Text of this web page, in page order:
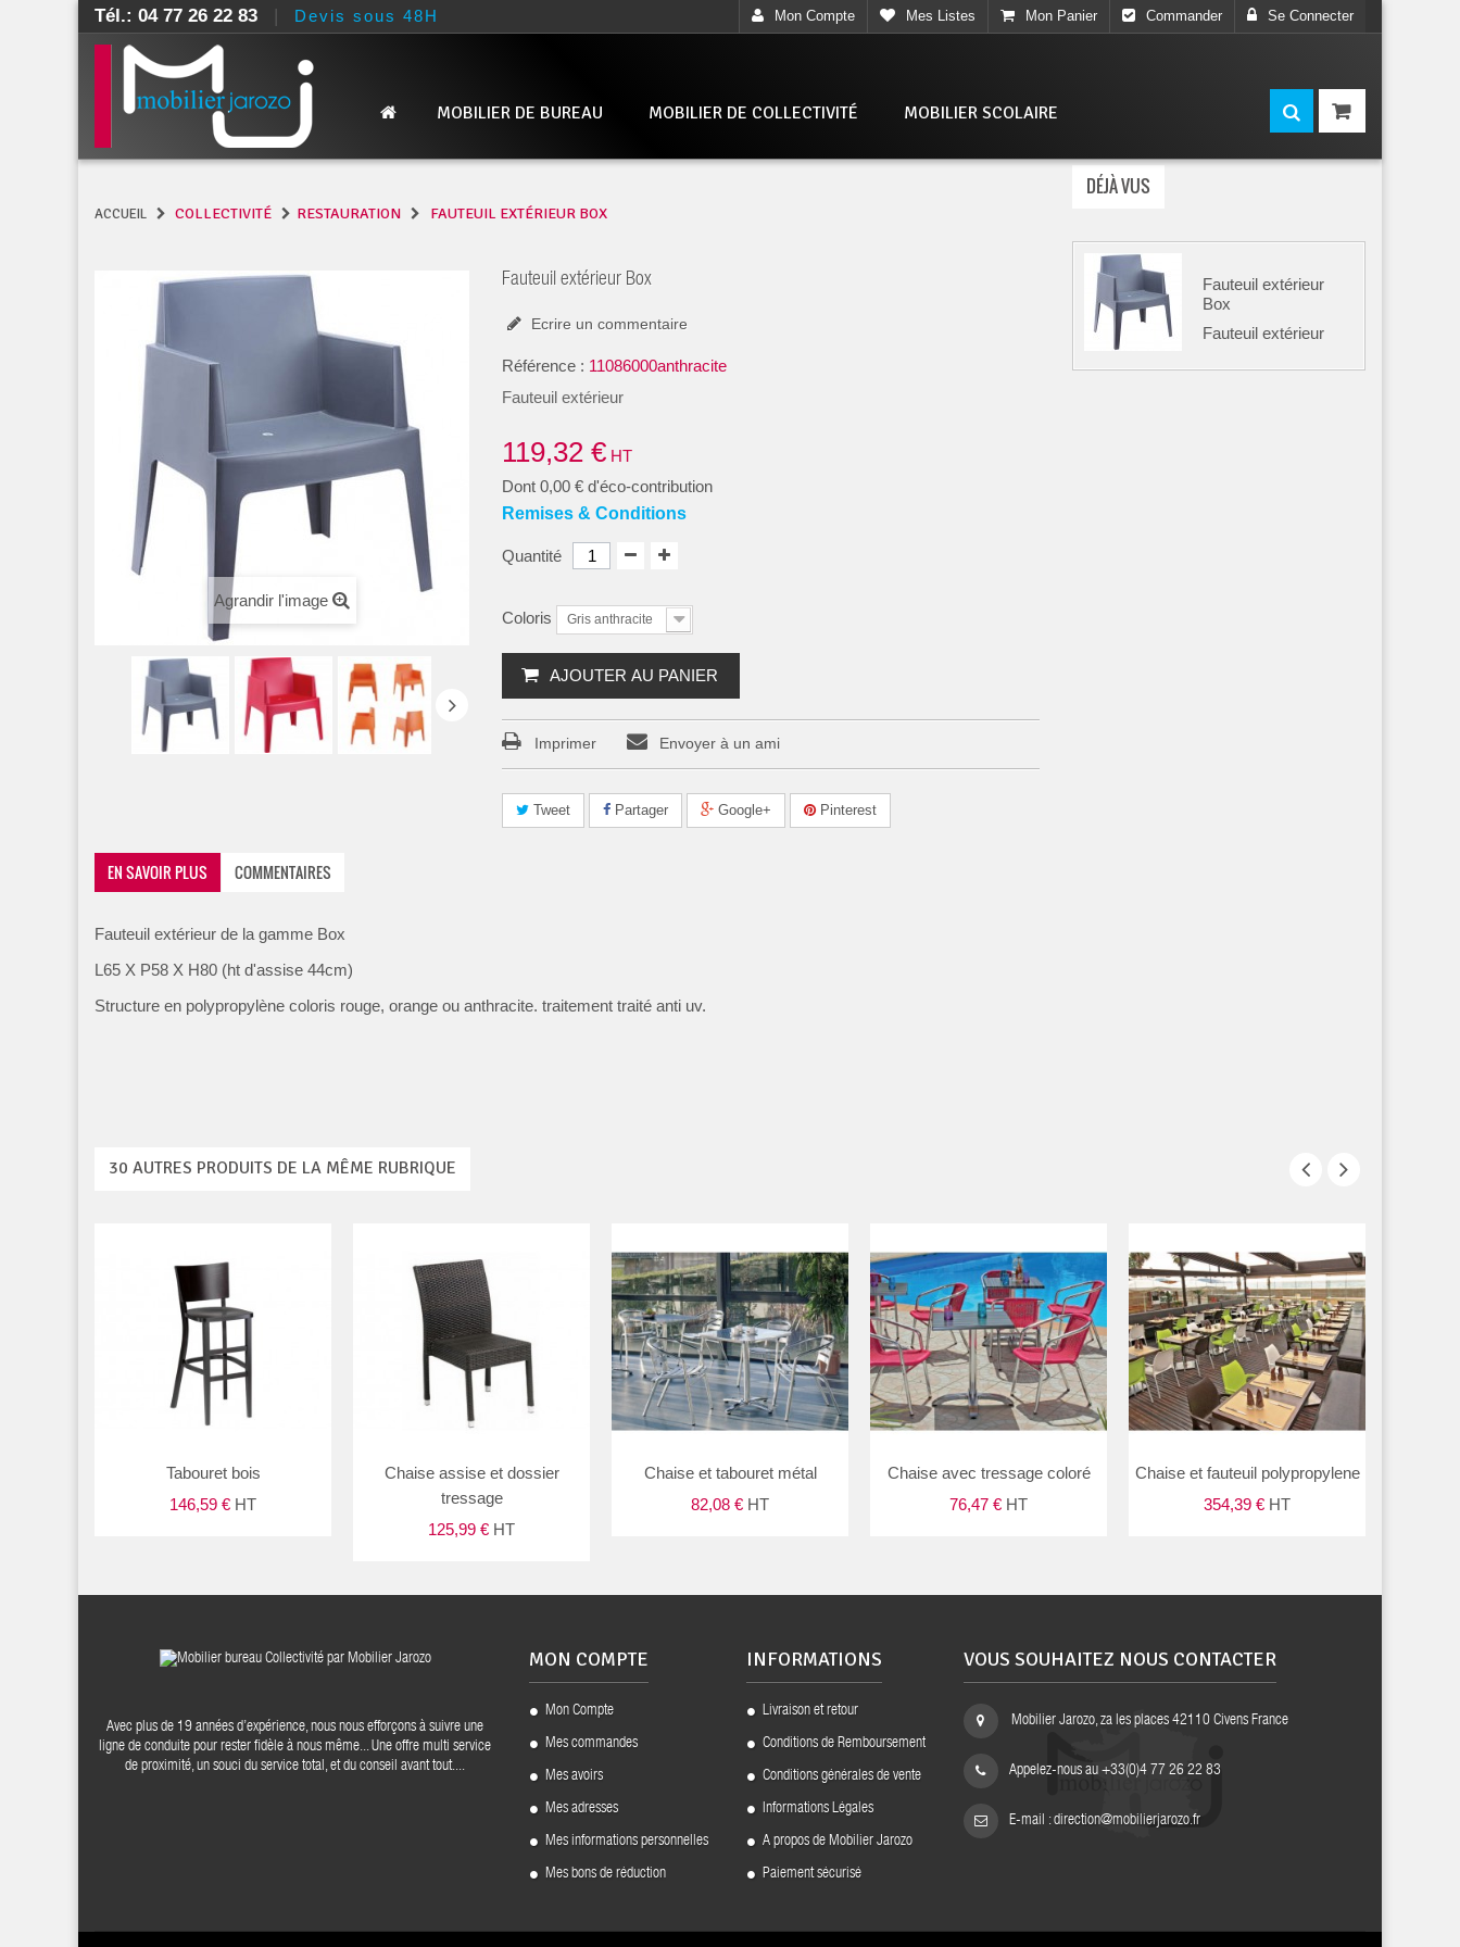
Tél.: 04 77 26 22 83 | Devis sous 48H Mon Compte Mes Listes Mon Panier Commander Se Connecter
MOBILIER DE BUREAU MOBILIER DE COLLECTIVITÉ MOBILIER SCOLAIRE
ACCUEIL COLLECTIVITÉ RESTAURATION FAUTEUIL EXTÉRIEUR BOX
Agrandir l'image
Fauteuil extérieur Box
Ecrire un commentaire
Référence : 11086000anthracite
Fauteuil extérieur
119,32 € HT
Dont 0,00 € d'éco-contribution
Remises & Conditions
Quantité
Coloris Gris anthracite
AJOUTER AU PANIER
Imprimer Envoyer à un ami
Tweet Partager Google+ Pinterest
EN SAVOIR PLUS COMMENTAIRES
Fauteuil extérieur de la gamme Box
L65 X P58 X H80 (ht d'assise 44cm)
Structure en polypropylène coloris rouge, orange ou anthracite. traitement traité anti uv.
DÉJÀ VUS
Fauteuil extérieur
Box
Fauteuil extérieur
30 AUTRES PRODUITS DE LA MÊME RUBRIQUE
Tabouret bois
146,59 € HT
Chaise assise et dossier
tressage
125,99 € HT
Chaise et tabouret métal
82,08 € HT
Chaise avec tressage coloré
76,47 € HT
Chaise et fauteuil polypropylene
354,39 € HT
Avec plus de 19 années d’expérience, nous nous efforçons à suivre une
ligne de conduite pour rester fidèle à nous même... Une offre multi service
de proximité, un souci du service total, et du conseil avant tout....
MON COMPTE
Mon Compte
Mes commandes
Mes avoirs
Mes adresses
Mes informations personnelles
Mes bons de réduction
INFORMATIONS
Livraison et retour
Conditions de Remboursement
Conditions générales de vente
Informations Légales
A propos de Mobilier Jarozo
Paiement sécurisé
VOUS SOUHAITEZ NOUS CONTACTER
Mobilier Jarozo, za les places 42110 Civens France
Appelez-nous au +33(0)4 77 26 22 83
E-mail :direction@mobilierjarozo.fr